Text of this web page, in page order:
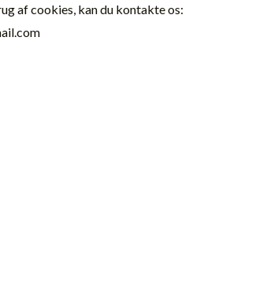
af cookies, kan du kontakte os: